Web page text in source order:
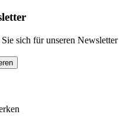
sich für unseren Newsletter